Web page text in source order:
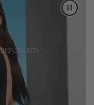
PAUSE